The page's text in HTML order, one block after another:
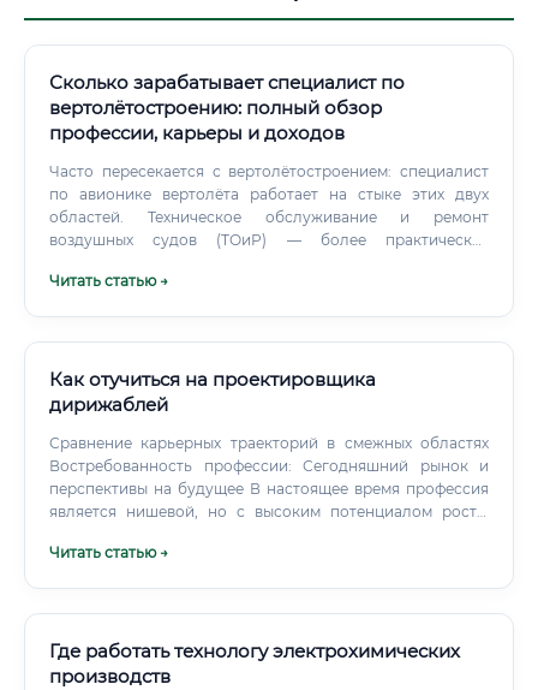
Сколько зарабатывает специалист по
вертолётостроению: полный обзор
профессии, карьеры и доходов
Часто пересекается с вертолётостроением: специалист
по авионике вертолёта работает на стыке этих двух
областей. Техническое обслуживание и ремонт
воздушных судов (ТОиР) — более практическая
Читать статью →
Как отучиться на проектировщика
дирижаблей
Сравнение карьерных траекторий в смежных областях
Востребованность профессии: Сегодняшний рынок и
перспективы на будущее В настоящее время профессия
является нишевой, но с высоким потенциалом роста.
количество квалифицированных специалистов крайне
Читать статью →
Где работать технологу электрохимических
производств